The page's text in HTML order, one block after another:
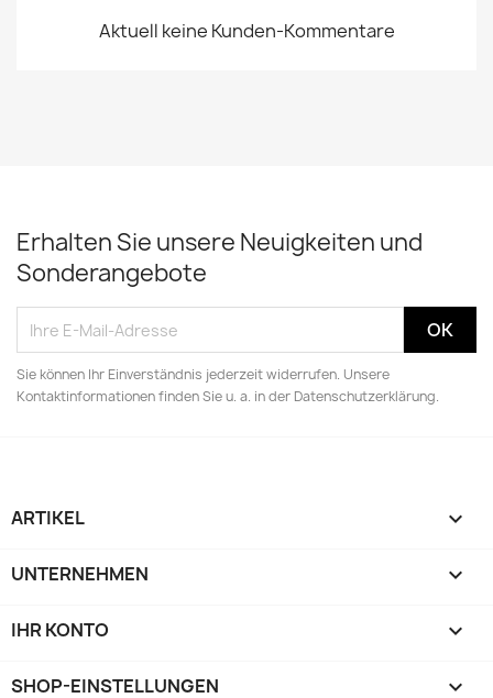
Aktuell keine Kunden-Kommentare
Erhalten Sie unsere Neuigkeiten und
Sonderangebote
Sie können Ihr Einverständnis jederzeit widerrufen. Unsere
Kontaktinformationen finden Sie u. a. in der Datenschutzerklärung.
ARTIKEL 
UNTERNEHMEN 
IHR KONTO 
SHOP-EINSTELLUNGEN keyboard_arrow_down